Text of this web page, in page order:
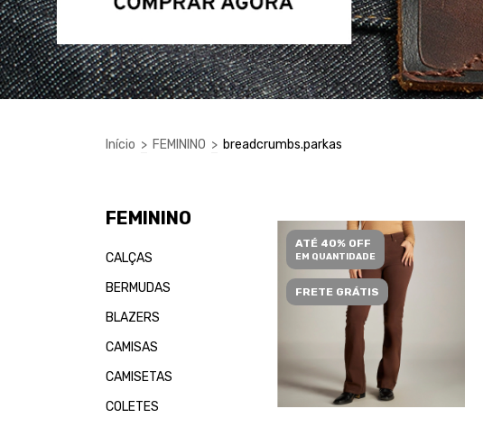
Início > FEMININO > breadcrumbs.parkas
FEMININO
CALÇAS
BERMUDAS
BLAZERS
CAMISAS
CAMISETAS
COLETES
ATÉ 40% OFF
EM QUANTIDADE
FRETE GRÁTIS